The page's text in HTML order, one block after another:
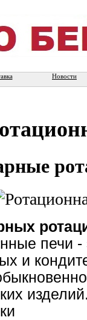
Новости
печи -
и